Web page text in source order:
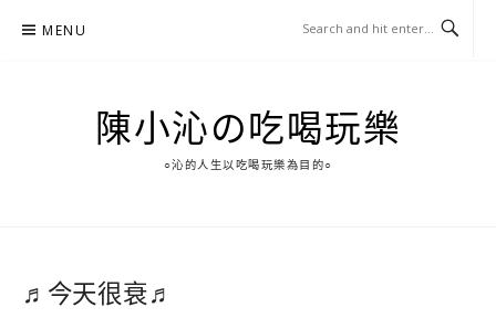
MENU
陳小沁の吃喝玩樂
○沁的人生以吃喝玩樂為目的○
♬今天很衰♬